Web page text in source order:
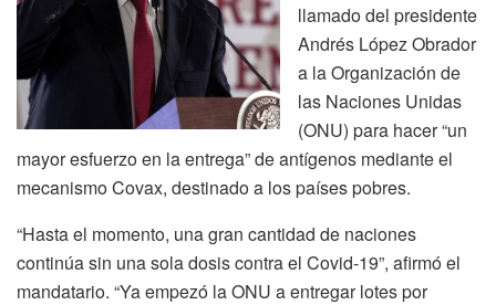
llamado del presidente
Andrés López Obrador
a la Organización de
las Naciones Unidas
(ONU) para hacer “un
mayor esfuerzo en la entrega” de antígenos mediante el
mecanismo Covax, destinado a los países pobres.
“Hasta el momento, una gran cantidad de naciones
continúa sin una sola dosis contra el Covid-19”, afirmó el
mandatario. “Ya empezó la ONU a entregar lotes por